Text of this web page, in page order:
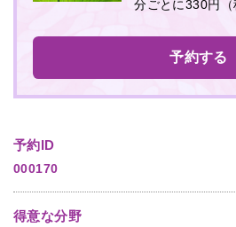
分ごとに330円（
予約する
予約ID
000170
得意な分野